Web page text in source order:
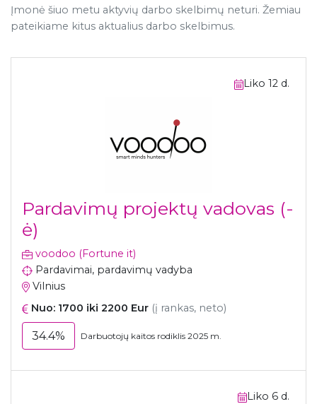
Įmonė šiuo metu aktyvių darbo skelbimų neturi. Žemiau
pateikiame kitus aktualius darbo skelbimus.
Liko 12 d.
Pardavimų projektų vadovas (-
ė)
voodoo (Fortune it)
Pardavimai, pardavimų vadyba
Vilnius
Nuo: 1700 iki 2200 Eur (į rankas, neto)
34.4% Darbuotojų kaitos rodiklis 2025 m.
Liko 6 d.